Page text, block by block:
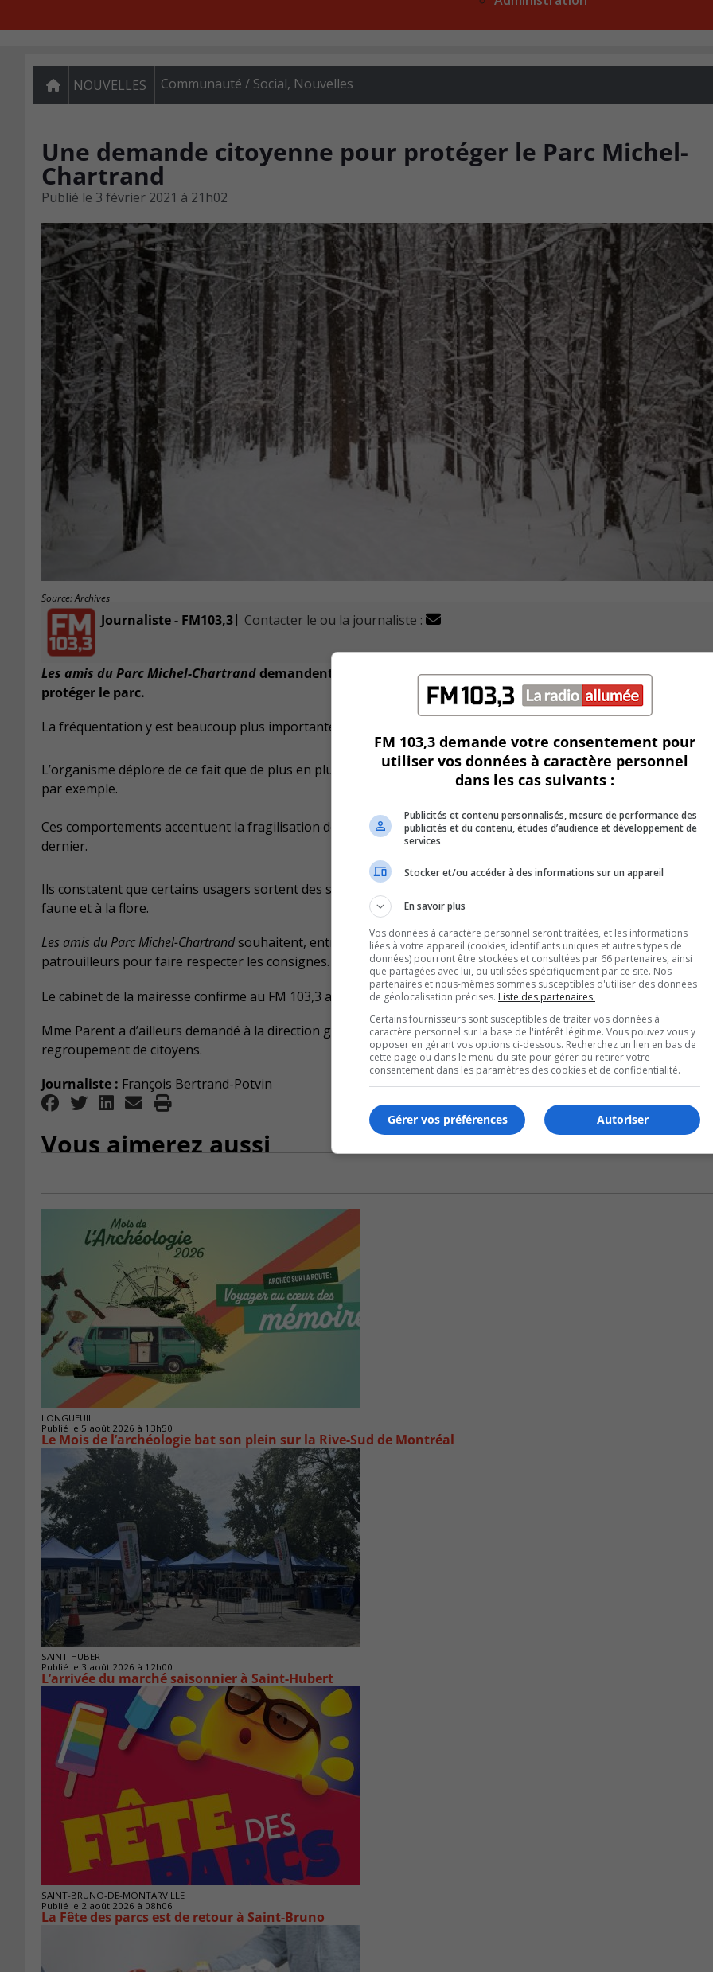
NOUVELLES Communauté / Social, Nouvelles
Une demande citoyenne pour protéger le Parc Michel-
Chartrand
Publié le 3 février 2021 à 21h02
Source: Archives
Journaliste - FM103,3| Contacter le ou la journaliste :
Les amis du Parc Michel-Chartranddemandent à la mairesse de Longueuil, Sylvie Parent, d’agir pour mieux
protéger le parc.
La fréquentation y est beaucoup plus importante depuis le début de la pandémie.
L’organisme déplore de ce fait que de plus en plus d’usagers bafouent les consignes, comme le respect des
par exemple.
Ces comportements accentuent la fragilisation de ce « joyau », d’après une lettre adressée à la mairesse le 1er
dernier.
Ils constatent que certains usagers sortent des sentiers, que ce soit à pied, en raquettes ou en fat-bike, et cela
faune et à la flore.
Les amis du Parc Michel-Chartrandsouhaitent, entre autres, que la signalisation des sentiers soit refaite et l’ajout
patrouilleurs pour faire respecter les consignes.
Le cabinet de la mairesse confirme au FM 103,3 avoir pris connaissance de la demande de l’organisme.
Mme Parent a d’ailleurs demandé à la direction générale le 3 février d’évaluer les mesures proposées par le
regroupement de citoyens.
Journaliste : François Bertrand-Potvin
Vous aimerez aussi
LONGUEUIL
Publié le 5 août 2026 à 13h50
Le Mois de l’archéologie bat son plein sur la Rive-Sud de Montréal
SAINT-HUBERT
Publié le 3 août 2026 à 12h00
L’arrivée du marché saisonnier à Saint-Hubert
SAINT-BRUNO-DE-MONTARVILLE
Publié le 2 août 2026 à 08h06
La Fête des parcs est de retour à Saint-Bruno
FM 103,3 demande votre consentement pour
utiliser vos données à caractère personnel
dans les cas suivants :
Publicités et contenu personnalisés, mesure de performance des
publicités et du contenu, études d’audience et développement de
services
Stocker et/ou accéder à des informations sur un appareil
En savoir plus
Vos données à caractère personnel seront traitées, et les informations
liées à votre appareil (cookies, identifiants uniques et autres types de
données) pourront être stockées et consultées par 66 partenaires, ainsi
que partagées avec lui, ou utilisées spécifiquement par ce site. Nos
partenaires et nous-mêmes sommes susceptibles d'utiliser des données
de géolocalisation précises. Liste des partenaires.
Certains fournisseurs sont susceptibles de traiter vos données à
caractère personnel sur la base de l'intérêt légitime. Vous pouvez vous y
opposer en gérant vos options ci-dessous. Recherchez un lien en bas de
cette page ou dans le menu du site pour gérer ou retirer votre
consentement dans les paramètres des cookies et de confidentialité.
Autoriser
Gérer vos préférences